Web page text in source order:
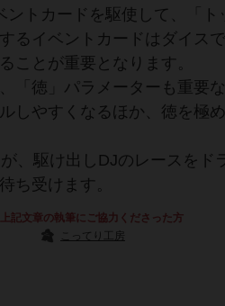
トカードを駆使して、「ト
るイベントカードはダイス
ことが重要となります。
「徳」パラメーターも重要
しやすくなるほか、徳を極
、駆け出しDJのレースをド
ち受けます。
上記文章の執筆にご協力くださった方
こってり工房